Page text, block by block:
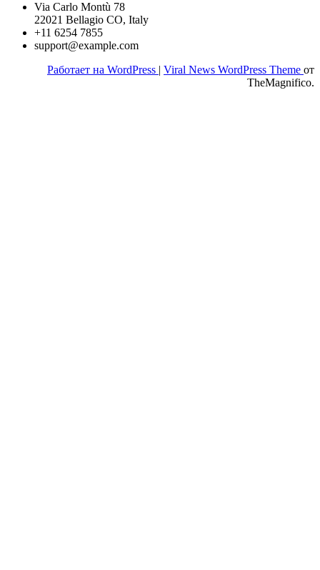
Via Carlo Montù 78
22021 Bellagio CO, Italy
+11 6254 7855
support@example.com
Работает на WordPress | Viral News WordPress Theme от
TheMagnifico.